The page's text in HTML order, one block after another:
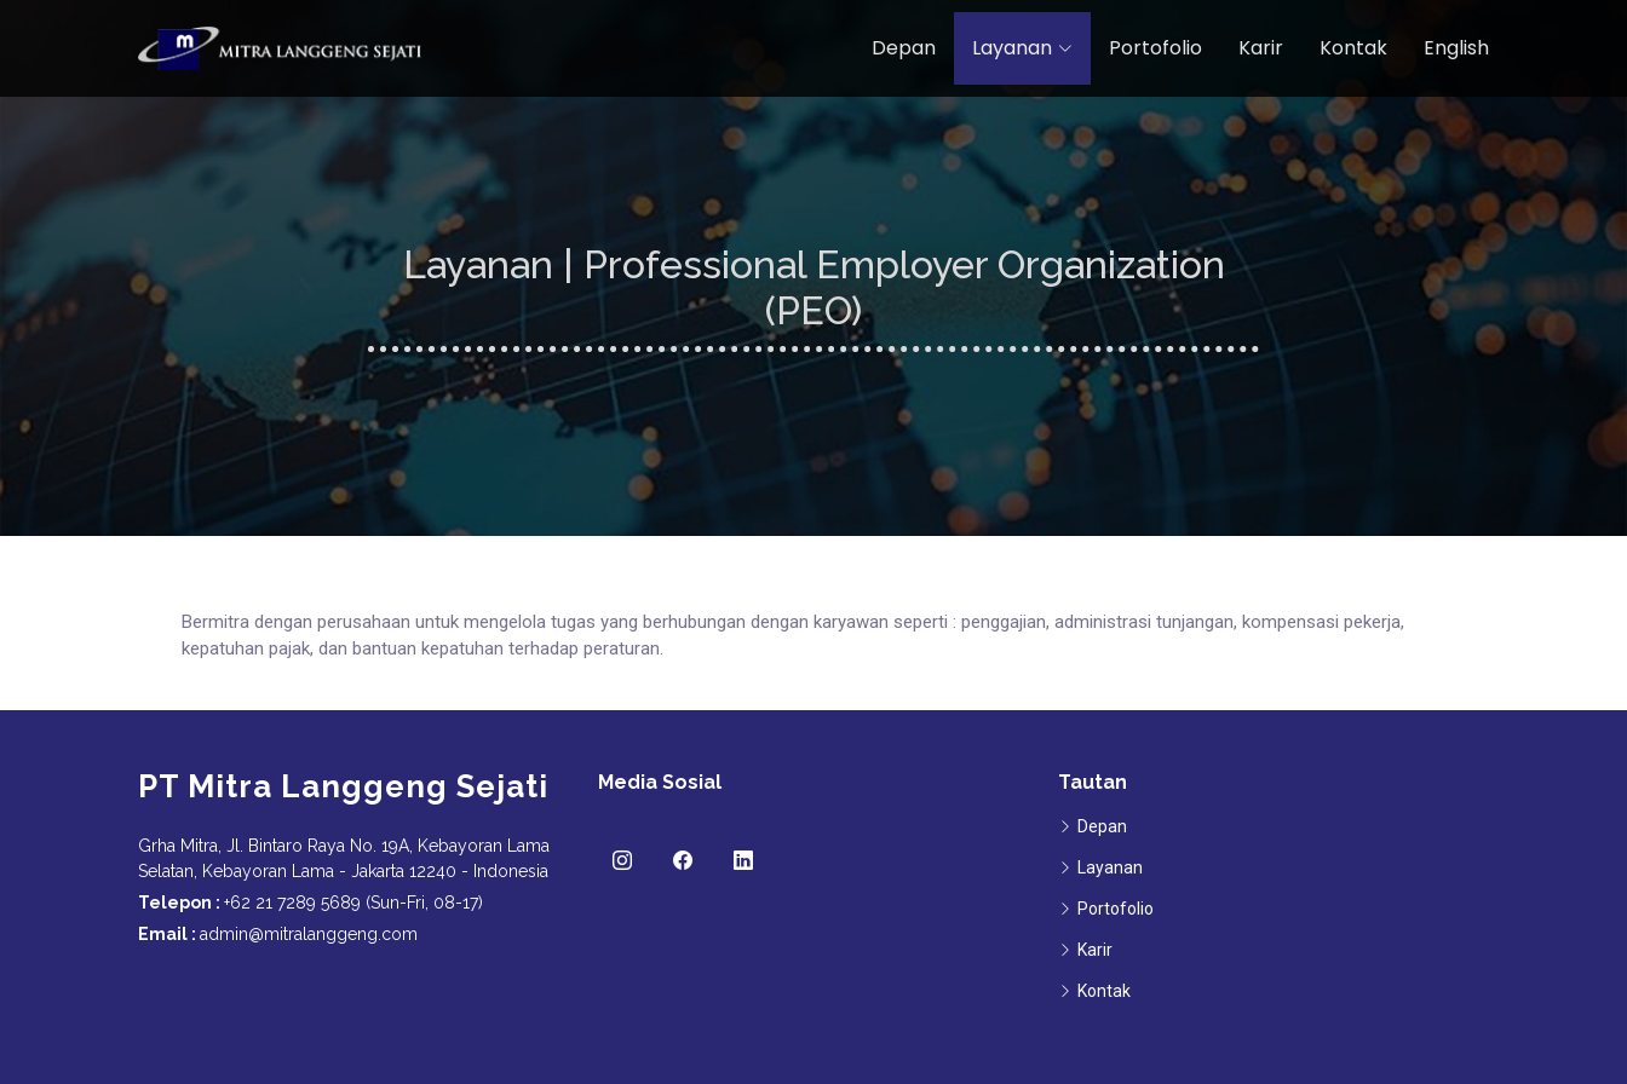
Depan Layanan Portofolio Karir Kontak English
Layanan | Professional Employer Organization
(PEO)
Bermitra dengan perusahaan untuk mengelola tugas yang berhubungan dengan karyawan seperti : penggajian, administrasi tunjangan, kompensasi pekerja,
kepatuhan pajak, dan bantuan kepatuhan terhadap peraturan.
PT Mitra Langgeng Sejati
Grha Mitra, Jl. Bintaro Raya No. 19A, Kebayoran Lama
Selatan, Kebayoran Lama - Jakarta 12240 - Indonesia
Telepon : +62 21 7289 5689 (Sun-Fri, 08-17)
Email : admin@mitralanggeng.com
Media Sosial Tautan
Depan
Layanan
Portofolio
Karir
Kontak